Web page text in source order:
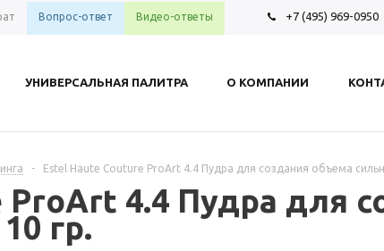
Вопрос-ответ Видео-ответы +7 (495) 969-0950
УНИВЕРСАЛЬНАЯ ПАЛИТРА О КОМПАНИИ
- Estel Haute Couture ProArt 4.4 Пудра для создания объема
ProArt 4.4 Пудра для
гр.